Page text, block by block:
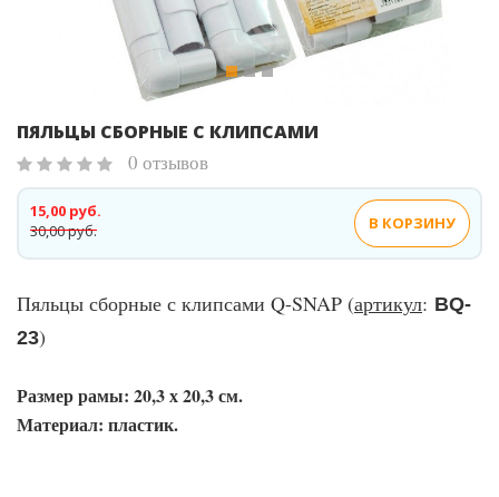
ПЯЛЬЦЫ СБОРНЫЕ С КЛИПСАМИ
0 отзывов
30,00 руб.
15,00 руб.
В КОРЗИНУ
Пяльцы сборные с клипсами Q-SNAP (артикул: BQ-
23)
Размер рамы: 20,3 х 20,3 см.
Материал: пластик.